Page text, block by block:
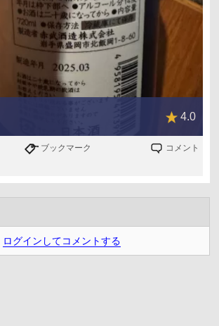
4.0
ブックマーク コメント
ログインしてコメントする